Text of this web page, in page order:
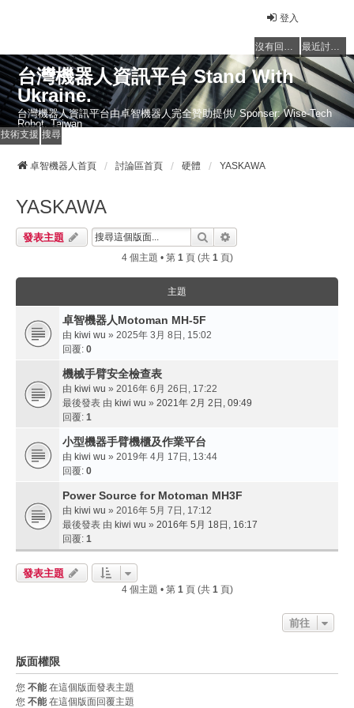
登入
沒有回覆的主題 最近討論的主題
台灣機器人資訊平台 Stand With
Ukraine.
台灣機器人資訊平台由卓智機器人完全贊助提供/ Sponser: Wise-Tech
Robot, Taiwan
技術支援 搜尋
卓智機器人首頁 討論區首頁 硬體 YASKAWA
YASKAWA
發表主題 搜尋
4 個主題 • 第 1頁 (共 1頁)
主題
卓智機器人Motoman MH-5F
由 kiwi wu » 2025年 3月 8日, 15:02
回覆: 0
機械手臂安全檢查表
由 kiwi wu » 2016年 6月 26日, 17:22
最後發表 由 kiwi wu » 2021年 2月 2日, 09:49
回覆: 1
小型機器手臂機櫃及作業平台
由 kiwi wu » 2019年 4月 17日, 13:44
回覆: 0
Power Source for Motoman MH3F
由 kiwi wu » 2016年 5月 7日, 17:12
最後發表 由 kiwi wu » 2016年 5月 18日, 16:17
回覆: 1
發表主題
4 個主題 • 第 1頁 (共 1頁)
前往
版面權限
您 不能在這個版面發表主題
您 不能在這個版面回覆主題